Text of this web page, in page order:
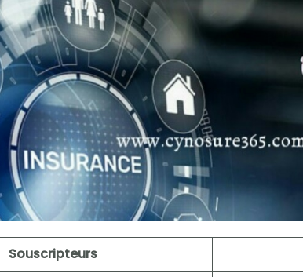
Souscripteurs